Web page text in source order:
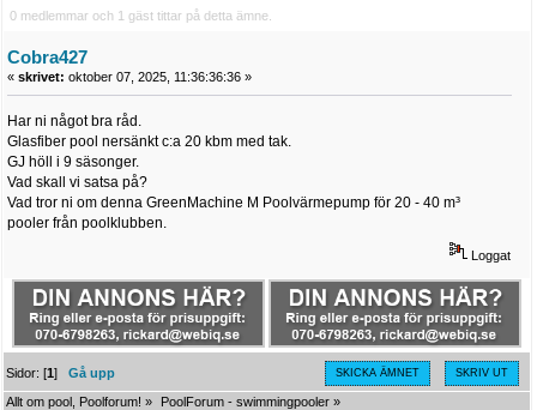
0 medlemmar och 1 gäst tittar på detta ämne.
Cobra427
« skrivet: oktober 07, 2025, 11:36:36:36 »
Har ni något bra råd.
Glasfiber pool nersänkt c:a 20 kbm med tak.
GJ höll i 9 säsonger.
Vad skall vi satsa på?
Vad tror ni om denna GreenMachine M Poolvärmepump för 20 - 40 m³
pooler från poolklubben.
Loggat
SKICKA ÄMNET SKRIV UT
Sidor: [1]Gå upp
Allt om pool, Poolforum! » PoolForum - swimmingpooler »